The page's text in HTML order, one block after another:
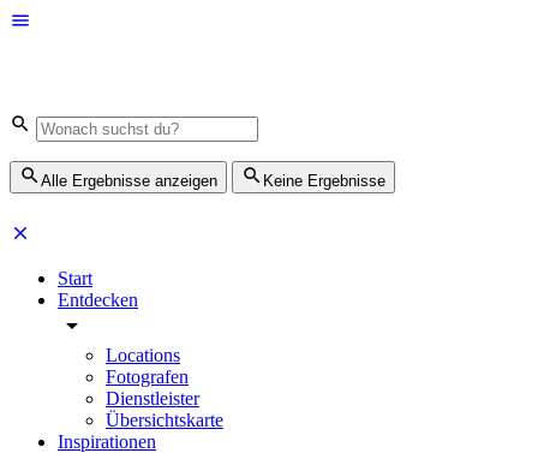
Alle Ergebnisse anzeigen Keine Ergebnisse
Start
Entdecken
Locations
Fotografen
Dienstleister
Übersichtskarte
Inspirationen